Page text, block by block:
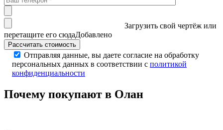
Загрузить свой чертёж или
перетащите его сюдаДобавлено
Отправляя данные, вы даете согласие на обработку
персональных данных в соответствии с политикой
конфиденциальности
Почему покупают в Олан